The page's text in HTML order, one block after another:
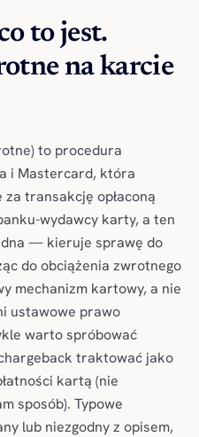
to jest.
na karcie
to procedura
i Mastercard, która
transakcję opłaconą
wydawcy karty, a ten
— kieruje sprawę do
do obciążenia zwrotnego
mechanizm kartowy, a nie
ustawowe prawo
warto spróbować
traktować jako
kartą (nie
sposób). Typowe
lub niezgodny z opisem,